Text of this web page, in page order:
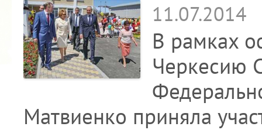
11.07.2014
В рамках
Черкесию
Матвиенко приняла